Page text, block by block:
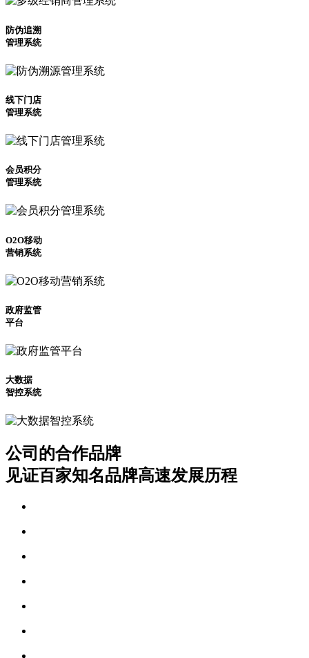
防伪追溯
管理系统
线下门店
管理系统
会员积分
管理系统
O2O移动
营销系统
政府监管
平台
大数据
智控系统
公司的合作品牌
见证百家知名品牌高速发展历程